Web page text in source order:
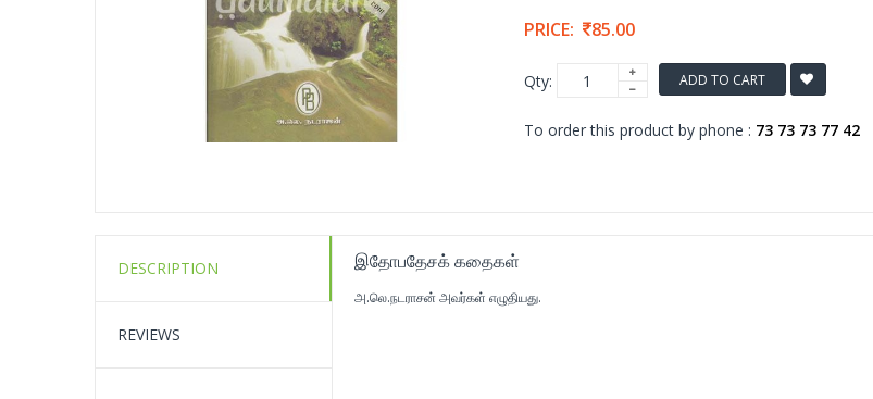
PRICE: 85.00
Qty: ADD TO CART
To order this product by phone : 73 73 73 77 42
DESCRIPTION
REVIEWS
இதோபதேசக் கதைகள்
அ.லெ.நடராசன் அவர்கள் எழுதியது.